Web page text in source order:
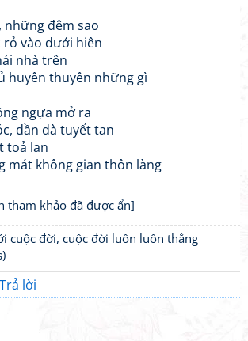
những đêm sao
vào dưới hiên
nhà trên
huyên thuyên những gì
ngựa mở ra
dần dà tuyết tan
toả lan
mát không gian thôn làng
tham khảo đã được ẩn]
cuộc đời, cuộc đời luôn luôn thắng
Trả lời